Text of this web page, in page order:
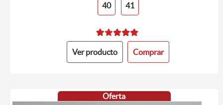
40
41
Ver producto Comprar
Oferta